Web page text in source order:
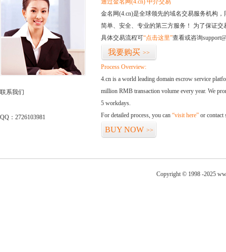
联系我们
QQ：2726103981
通过金名网(4.cn) 中介交易
金名网(4.cn)是全球领先的域名交易服务机构
简单、安全、专业的第三方服务！ 为了保证
具体交易流程可“点击这里”查看或咨询
我要购买 >>
Process Overview:
4.cn is a world leading domain escrow service
million RMB transaction volume every year. We
5 workdays.
For detailed process, you can “visit here” or contact
BUY NOW >>
Copyright © 1998 -2025